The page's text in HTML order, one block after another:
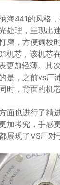
海441的风格
处理，呈现出
磨，方便调校时
芯，该机芯
更加轻薄。其
是，之前vs厂
时，背面的机
面也进行了精
加考究，手感
现了VS厂对